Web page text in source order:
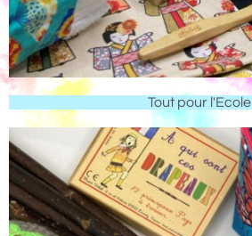
Tout pour l'Ecole